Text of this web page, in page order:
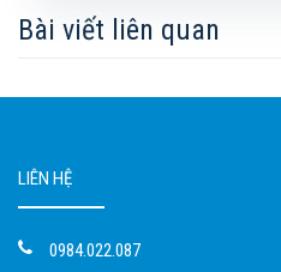
Bài viết liên quan
LIÊN HỆ
0984.022.087